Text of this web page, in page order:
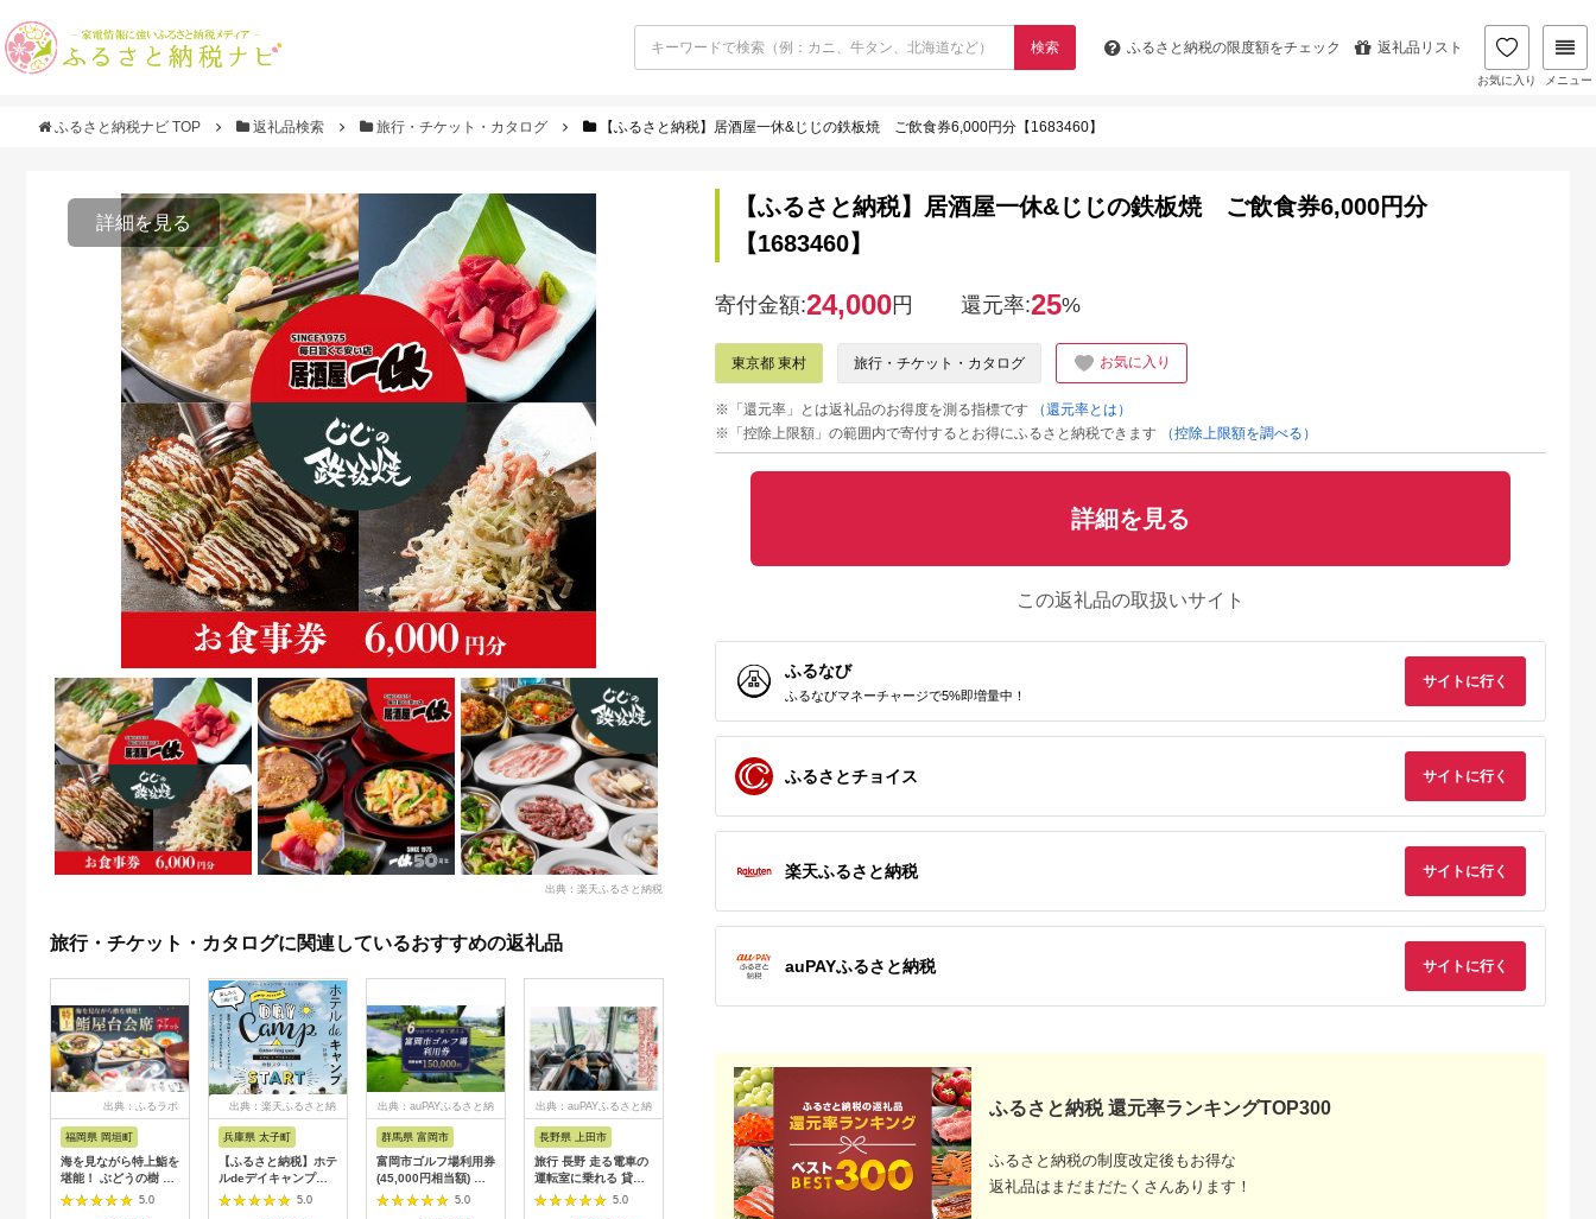
検索 ふるさと納税の限度額をチェック 返礼品リスト
お気に入り メニュー
ふるさと納税ナビ TOP 返礼品検索 旅行・チケット・カタログ 【ふるさと納税】居酒屋一休&じじの鉄板焼 ご飲食券6,000円分【1683460】
詳細を見る
出典：楽天ふるさと納税
旅行・チケット・カタログに関連しているおすすめの返礼品
出典：ふるラボ
福岡県 岡垣町
海を見ながら特上鮨を
堪能！ ぶどうの樹 鮨
屋台ペア お食事券 海
鮮 海 屋台 食事 ペア
5.0
出典：楽天ふるさと納
兵庫県 太子町
【ふるさと納税】ホテ
ルdeデイキャンプ体
験チケット
【1364991】
5.0
出典：auPAYふるさと納
群馬県 富岡市
富岡市ゴルフ場利用券
(45,000円相当額) ゴ
ルフ チケット 平日 土
日 祝日 プレー券 関東
5.0
出典：auPAYふるさと納
長野県 上田市
旅行 長野 走る電車の
運転室に乗れる 貸切
列車でお仕事体験 体
験 チケット 電車 鉄道
5.0
出典：dショッピングふ
るさと納税
岐阜県 可児市
富士カントリー可児ク
ラブ利用券（150,000
円分）【0018-007】
5.0
出典：auPAYふるさと納
税
静岡県 伊東市
伊東園ホテル・伊東園
ホテル別館・伊東園ホ
テル松川館 ご宿泊券
1泊2日2食付き(1名様
5.0
出典：ふるさとプレミ
159-2009-06 大磯迎
賓舘 お食事券
F（50,000円分）【
出典：JALふるさと納税
石垣島の自然を満喫！
石垣島1日アクティビ
ティ (利用券 1名様分)
【ふるさと納税】居酒屋一休&じじの鉄板焼 ご飲食券6,000円分
【1683460】
寄付金額:24,000円 還元率:25%
東京都 東村 旅行・チケット・カタログ お気に入り
※「還元率」とは返礼品のお得度を測る指標です
（還元率とは）
※「控除上限額」の範囲内で寄付するとお得にふるさと納税できます
（控除上限額を調べる）
詳細を見る
この返礼品の取扱いサイト
ふるなび
ふるなびマネーチャージで5%即増量中！
サイトに行く
ふるさとチョイス サイトに行く
楽天ふるさと納税 サイトに行く
auPAYふるさと納税 サイトに行く
ふるさと納税 還元率ランキングTOP300
ふるさと納税の制度改定後もお得な
返礼品はまだまだたくさんあります！